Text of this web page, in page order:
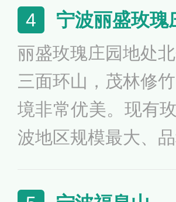
实景特技机器人等
天》、《千古蝶
旅》、《神州塔》
4 宁波丽盛玫瑰
丽盛玫瑰庄园地处
三面环山，茂林修
境非常优美。现有
波地区规模最大、
期，各类品种的玫